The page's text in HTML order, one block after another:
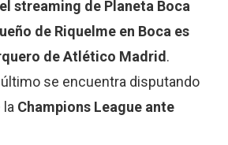
streaming de Planeta Boca
de Riquelme en Boca es
de Atlético Madrid .
se encuentra disputando
la Champions League ante